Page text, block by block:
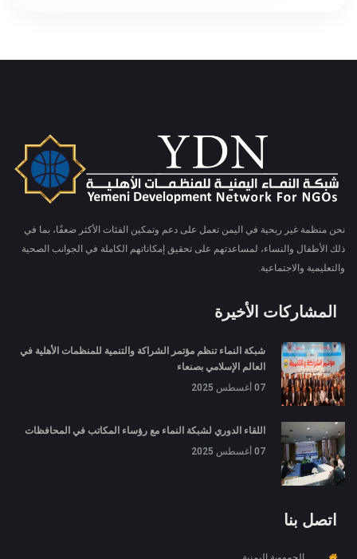
نحن منظمة غير ربحية في اليمن تعمل على دعم وتمكين الفئات الأكثر ضعفًا، بما في
ذلك الأطفال والنساء، لمساعدتهم على تحقيق إمكاناتهم الكاملة في الجوانب الصحية
والتعليمية والاجتماعية.
المشاركات الأخيرة
شبكة النماء تنظم مؤتمر الشراكة والتنمية للمنظمات الأهلية في
العالم الإسلامي بصنعاء
07 أغسطس 2025
اللقاء الدوري لشبكة النماء مع رؤساء المكاتب في المحافظات
07 أغسطس 2025
اتصل بنا